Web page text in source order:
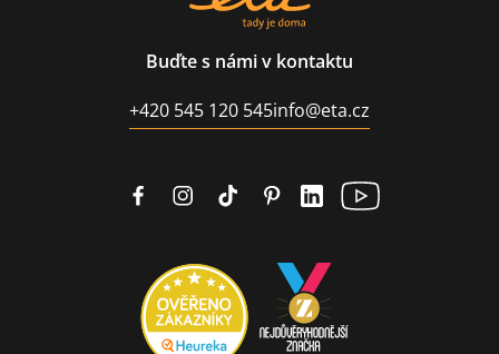
Buďte s námi v kontaktu
+420 545 120 545info@eta.cz